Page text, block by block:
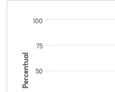
Percentual 50
75
100